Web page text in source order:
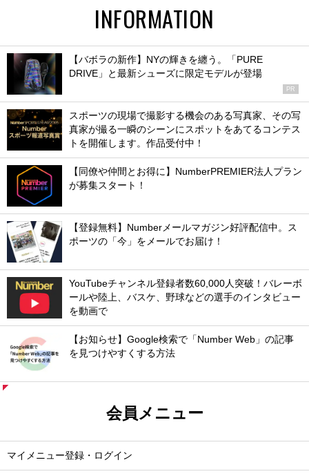
INFORMATION
【バボラの新作】NYの輝きを纏う。「PURE
DRIVE」と最新シューズに限定モデルが登場
PR
スポーツの現場で撮影する機会のある写真家、その写
真家が撮る一瞬のシーンにスポットをあてるコンテス
トを開催します。作品受付中！
【同僚や仲間とお得に】NumberPREMIER法人プラン
が募集スタート！
【登録無料】Numberメールマガジン好評配信中。ス
ポーツの「今」をメールでお届け！
YouTubeチャンネル登録者数60,000人突破！バレーボ
ールや陸上、バスケ、野球などの選手のインタビュー
を動画で
【お知らせ】Google検索で「Number Web」の記事
を見つけやすくする方法
会員メニュー
マイメニュー登録・ログイン